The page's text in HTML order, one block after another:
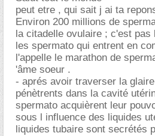
peut etre , qui sait j ai ta
Environ 200 millions de
la citadelle ovulaire ; c'est
les spermato qui entrent en
l'appelle le marathon de
'âme soeur .
- aprés avoir traverser la
pénètrents dans la cavité
spermato acquièrent leur
sous l influence des liquides
liquides tubaire sont secrétés